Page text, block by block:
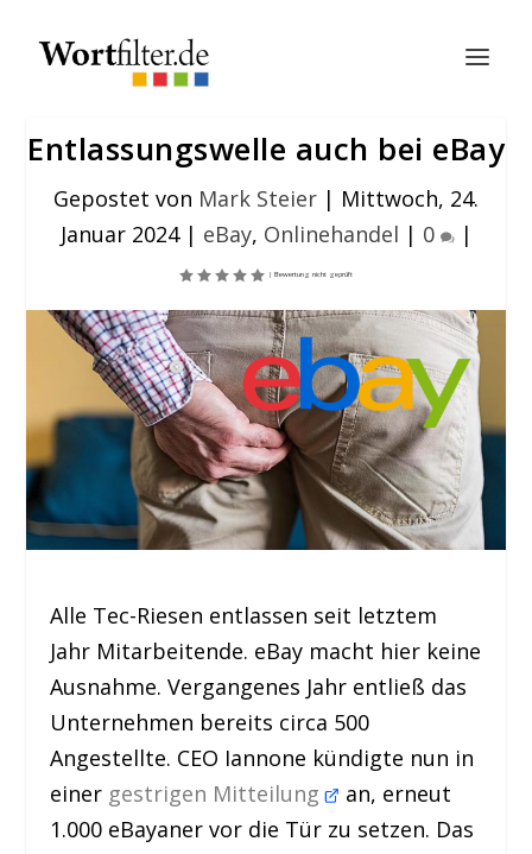
Entlassungswelle auch bei eBay
Gepostet von Mark Steier | Mittwoch, 24.
Januar 2024| eBay, Onlinehandel | 0 |
Alle Tec-Riesen entlassen seit letztem
Jahr Mitarbeitende. eBay macht hier keine
Ausnahme. Vergangenes Jahr entließ das
Unternehmen bereits circa 500
Angestellte. CEO Iannone kündigte nun in
einer gestrigen Mitteilung
an, erneut
1.000 eBayaner vor die Tür zu setzen. Das